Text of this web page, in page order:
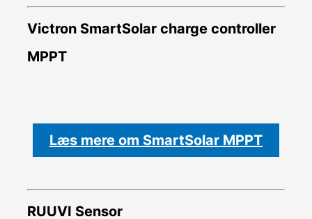
Victron SmartSolar charge controller
MPPT
Læs mere om SmartSolar MPPT
RUUVI Sensor